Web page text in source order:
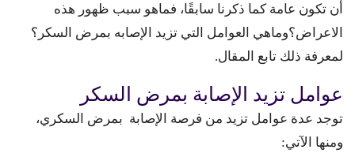
أن تكون عامة كما ذكرنا سابقًا، فماهو سبب ظهور هذه
الاعراض؟وماهي العوامل التي تزيد الإصابه بمرض السكر؟
لمعرفة ذلك تابع المقال.
عوامل تزيد الإصابة بمرض السكر
توجد عدة عوامل تزيد من فرصة الإصابة بمرض السكري،
ومنها الآتي: